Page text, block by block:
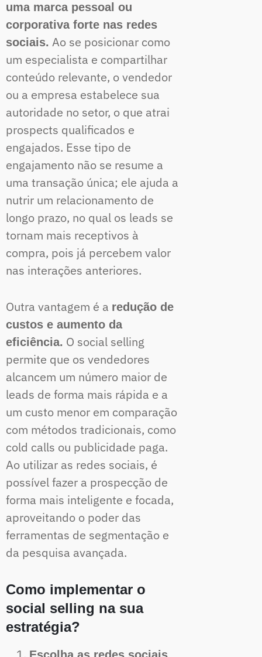
uma marca pessoal ou
corporativa forte nas redes
sociais. Ao se posicionar como
um especialista e compartilhar
conteúdo relevante, o vendedor
ou a empresa estabelece sua
autoridade no setor, o que atrai
prospects qualificados e
engajados. Esse tipo de
engajamento não se resume a
uma transação única; ele ajuda a
nutrir um relacionamento de
longo prazo, no qual os leads se
tornam mais receptivos à
compra, pois já percebem valor
nas interações anteriores.
Outra vantagem é a redução de
custos e aumento da
eficiência. O social selling
permite que os vendedores
alcancem um número maior de
leads de forma mais rápida e a
um custo menor em comparação
com métodos tradicionais, como
cold calls ou publicidade paga.
Ao utilizar as redes sociais, é
possível fazer a prospecção de
forma mais inteligente e focada,
aproveitando o poder das
ferramentas de segmentação e
da pesquisa avançada.
Como implementar o
social selling na sua
estratégia?